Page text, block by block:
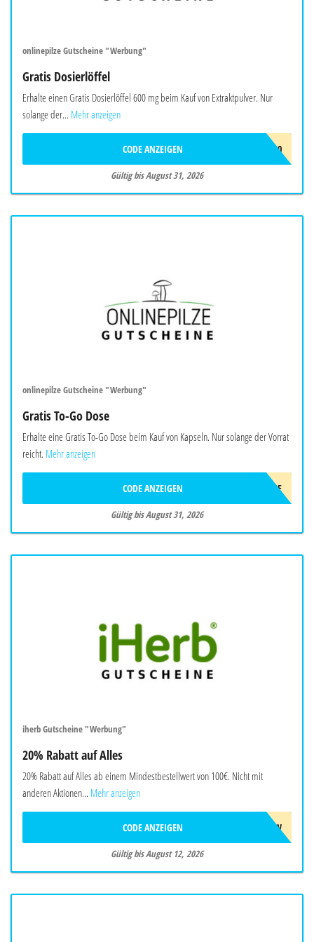
onlinepilze Gutscheine "Werbung"
Gratis Dosierlöffel
Erhalte einen Gratis Dosierlöffel 600 mg beim Kauf von Extraktpulver. Nur
solange der... Mehr anzeigen
DOSIERLÖFFEL-600
CODE ANZEIGEN
Gültig bis August 31, 2026
onlinepilze Gutscheine "Werbung"
Gratis To-Go Dose
Erhalte eine Gratis To-Go Dose beim Kauf von Kapseln. Nur solange der Vorrat
reicht. Mehr anzeigen
TO-GO-DOSE
CODE ANZEIGEN
Gültig bis August 31, 2026
iherb Gutscheine "Werbung"
20% Rabatt auf Alles
20% Rabatt auf Alles ab einem Mindestbestellwert von 100€. Nicht mit
anderen Aktionen... Mehr anzeigen
AUG26SW
CODE ANZEIGEN
Gültig bis August 12, 2026